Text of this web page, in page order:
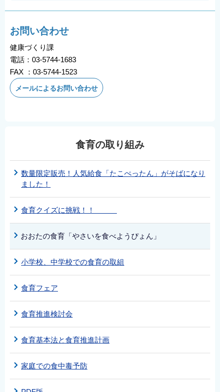
お問い合わせ
健康づくり課
電話：03-5744-1683
FAX ：03-5744-1523
メールによるお問い合わせ
食育の取り組み
数量限定販売！人気給食「たこぺったん」がそばになり
ました！
食育クイズに挑戦！！
おおたの食育「やさいを食べようぴょん」
小学校、中学校での食育の取組
食育フェア
食育推進検討会
食育基本法と食育推進計画
家庭での食中毒予防